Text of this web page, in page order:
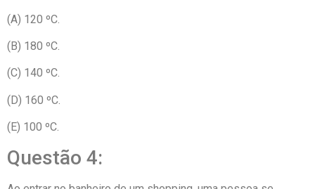
(A) 120 ºC.
(B) 180 ºC.
(C) 140 ºC.
(D) 160 ºC.
(E) 100 ºC.
Questão 4: